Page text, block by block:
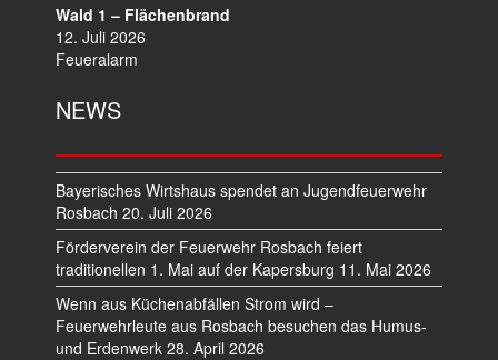
Wald 1 – Flächenbrand
12. Juli 2026
Feueralarm
NEWS
Bayerisches Wirtshaus spendet an Jugendfeuerwehr
Rosbach 20. Juli 2026
Förderverein der Feuerwehr Rosbach feiert
traditionellen 1. Mai auf der Kapersburg 11. Mai 2026
Wenn aus Küchenabfällen Strom wird –
Feuerwehrleute aus Rosbach besuchen das Humus-
und Erdenwerk 28. April 2026